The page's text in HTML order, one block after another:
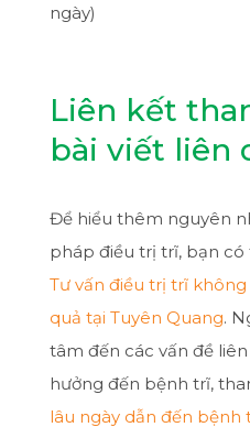
ngày)
Liên kết
bài viết liên
Để hiểu thêm nguyên
pháp điều trị trĩ, bạn
Tư vấn điều trị trĩ
quả tại Tuyên Quang.
tâm đến các vấn đề
hưởng đến bệnh trĩ,
lâu ngày dẫn đến bệnh